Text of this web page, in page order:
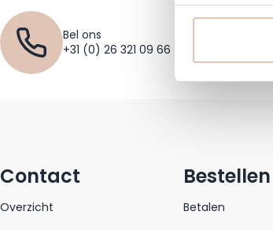
Bel ons
+31 (0) 26 321 09 66
Contact
Overzicht
Bestellen
Betalen